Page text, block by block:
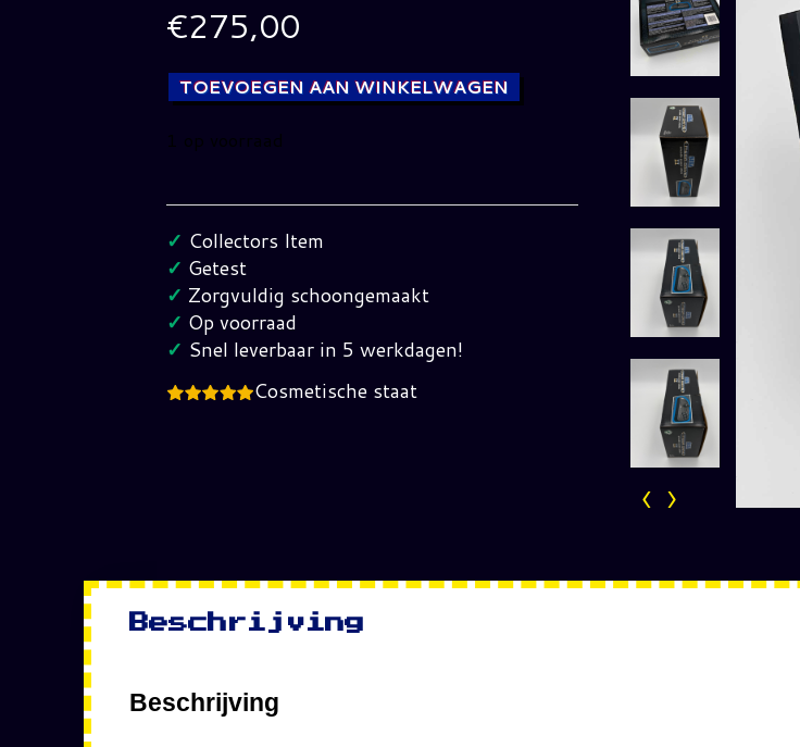
€275,00
TOEVOEGEN AAN WINKELWAGEN
1 op voorraad
Power
Stick
SEGA
Mega
Drive
hoeveelheid
✓ Collectors Item
✓ Getest
✓ Zorgvuldig schoongemaakt
✓ Op voorraad
✓ Snel leverbaar in 5 werkdagen!
Cosmetische staat
Beschrijving
Beschrijving